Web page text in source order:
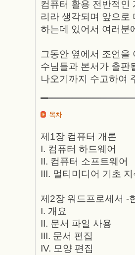
컴퓨터 활용 전반적인
리라 생각되며 앞으로
하는데 있어서 여러분
그동안 옆에서 조언을
수님들과 본서가 출판
나오기까지 수고하여
제1장 컴퓨터 개론
I. 컴퓨터 하드웨어
II. 컴퓨터 소프트웨어
III. 멀티미디어 기초 지
제2장 워드프로세서 -
I. 개요
II. 문서 파일 사용
III. 문서 편집
IV. 모양 편집